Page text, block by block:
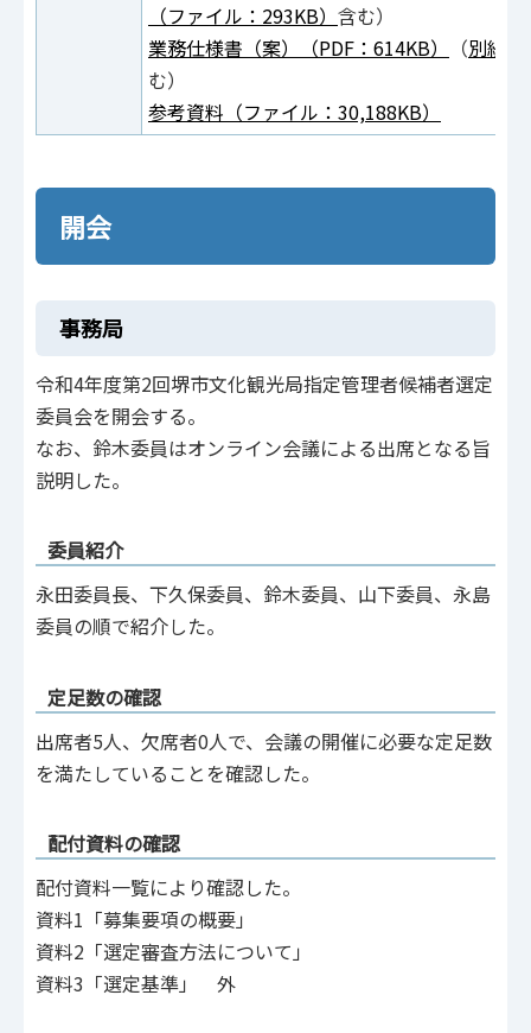
（ファイル：293KB） 含む）
業務仕様書（案）（PDF：614KB）
（別紙
む）
参考資料（ファイル：30,188KB）
開会
事務局
令和4年度第2回堺市文化観光局指定管理者候補者選定
委員会を開会する。
なお、鈴木委員はオンライン会議による出席となる旨
説明した。
委員紹介
永田委員長、下久保委員、鈴木委員、山下委員、永島
委員の順で紹介した。
定足数の確認
出席者5人、欠席者0人で、会議の開催に必要な定足数
を満たしていることを確認した。
配付資料の確認
配付資料一覧により確認した。
資料1「募集要項の概要」
資料2「選定審査方法について」
資料3「選定基準」 外